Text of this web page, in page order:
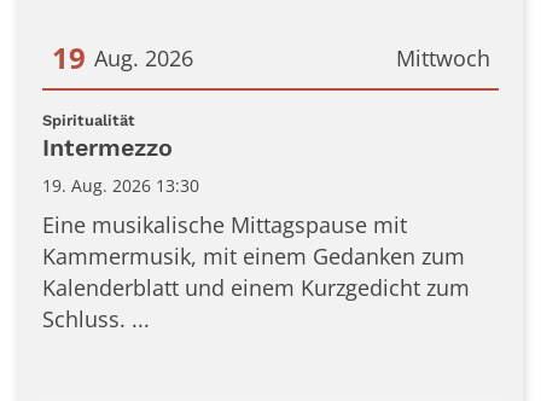
Mittwoch
19 Aug. 2026
Datum: 19. August 2026
Spiritualität:
Intermezzo
19. Aug. 2026 13:30
Eine musikalische Mittagspause mit
Kammermusik, mit einem Gedanken zum
Kalenderblatt und einem Kurzgedicht zum
Schluss. ...